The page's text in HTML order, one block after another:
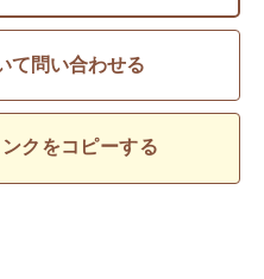
て問い合わせる
クをコピーする